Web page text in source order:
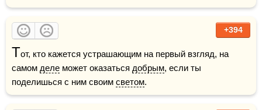
+394
Тот, кто кажется устрашающим на первый взгляд, на
самом деле может оказаться добрым, если ты
поделишься с ним своим светом.